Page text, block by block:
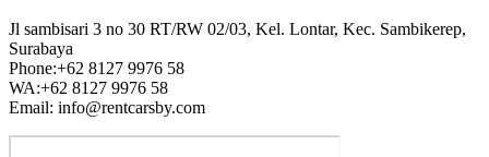
Jl sambisari 3 no 30 RT/RW 02/03, Kel. Lontar, Kec. Sambikerep,
Surabaya
Phone:+62 8127 9976 58
WA:+62 8127 9976 58
Email: info@rentcarsby.com